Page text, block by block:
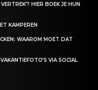
HIER BOEK JE HUN
KAMPEREN
WAAROM MOET DAT
VIA SOCIAL